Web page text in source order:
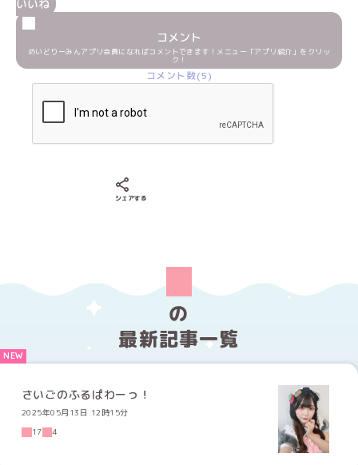
いいね
コメント
めいどりーみんアプリ会員になればコメントできます！メニュー「アプリ紹介」をクリッ
ク！
コメント数(5)
シェアする
の
最新記事一覧
さいごのふるぱわーっ！
2025年05月13日 12時15分
17
4